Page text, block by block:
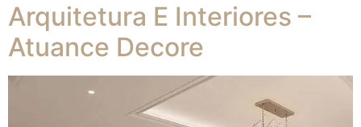
Arquitetura E Interiores –
Atuance Decore